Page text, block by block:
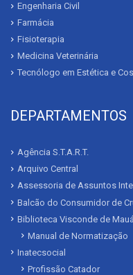
Engenharia Civil
Farmácia
Fisioterapia
Medicina Veterinária
Tecnólogo em Estética e
DEPARTAMENTOS
Agência S.T.A.R.T.
Arquivo Central
Assessoria de Assuntos
Balcão do Consumidor de
Biblioteca Visconde de Mauá
Manual de Normatização
Inatecsocial
Profissão Catador